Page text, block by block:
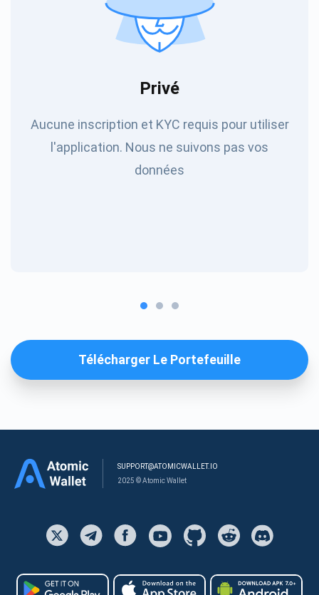
Privé
Aucune inscription et KYC requis pour utiliser
l'application. Nous ne suivons pas vos
données
Télécharger Le Portefeuille
SUPPORT@ATOMICWALLET.IO
2025 © Atomic Wallet